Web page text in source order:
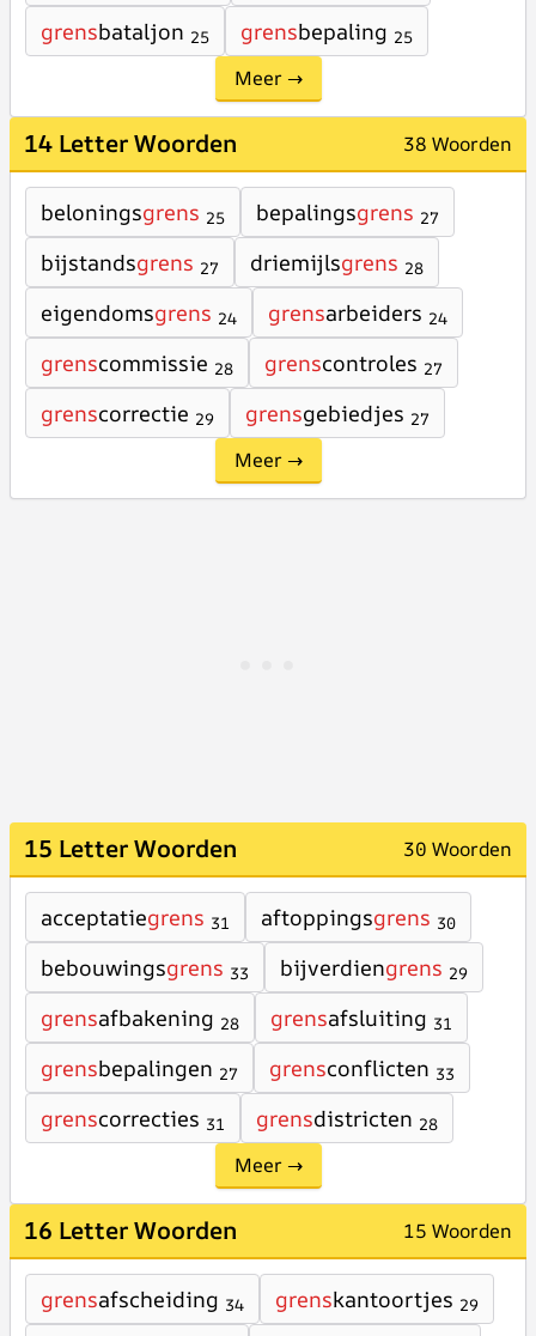
grensbataljon 25 grensbepaling 25
Meer →
14 Letter Woorden 38 Woorden
beloningsgrens 25 bepalingsgrens 27
bijstandsgrens 27 driemijlsgrens 28
eigendomsgrens 24 grensarbeiders 24
grenscommissie 28 grenscontroles 27
grenscorrectie 29 grensgebiedjes 27
Meer →
15 Letter Woorden 30 Woorden
acceptatiegrens 31 aftoppingsgrens 30
bebouwingsgrens 33 bijverdiengrens 29
grensafbakening 28 grensafsluiting 31
grensbepalingen 27 grensconflicten 33
grenscorrecties 31 grensdistricten 28
Meer →
16 Letter Woorden 15 Woorden
grensafscheiding 34 grenskantoortjes 29